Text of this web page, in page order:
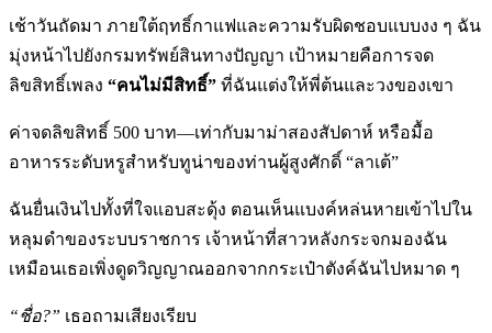
เช้าวันถัดมา ภายใต้ฤทธิ์กาแฟและความรับผิดชอบแบบงง ๆ ฉัน
มุ่งหน้าไปยังกรมทรัพย์สินทางปัญญา เป้าหมายคือการจด
ลิขสิทธิ์เพลง “คนไม่มีสิทธิ์” ที่ฉันแต่งให้พี่ต้นและวงของเขา
ค่าจดลิขสิทธิ์ 500 บาท—เท่ากับมาม่าสองสัปดาห์ หรือมื้อ
อาหารระดับหรูสำหรับทูน่าของท่านผู้สูงศักดิ์ “ลาเต้”
ฉันยื่นเงินไปทั้งที่ใจแอบสะดุ้ง ตอนเห็นแบงค์หล่นหายเข้าไปใน
หลุมดำของระบบราชการ เจ้าหน้าที่สาวหลังกระจกมองฉัน
เหมือนเธอเพิ่งดูดวิญญาณออกจากกระเป๋าตังค์ฉันไปหมาด ๆ
“ชื่อ?” เธอถามเสียงเรียบ